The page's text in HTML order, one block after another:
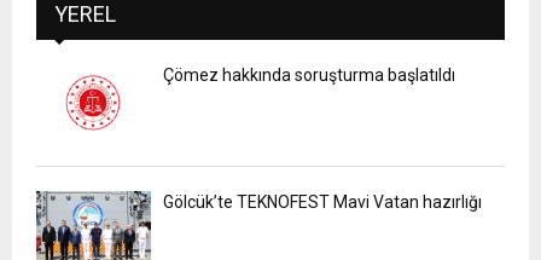
YEREL
Çömez hakkında soruşturma başlatıldı
Gölcük’te TEKNOFEST Mavi Vatan hazırlığı